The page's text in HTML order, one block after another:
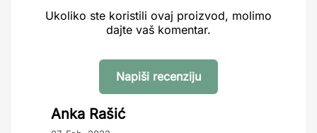
Ukoliko ste koristili ovaj proizvod, molimo
dajte vaš komentar.
Napiši recenziju
Anka Rašić